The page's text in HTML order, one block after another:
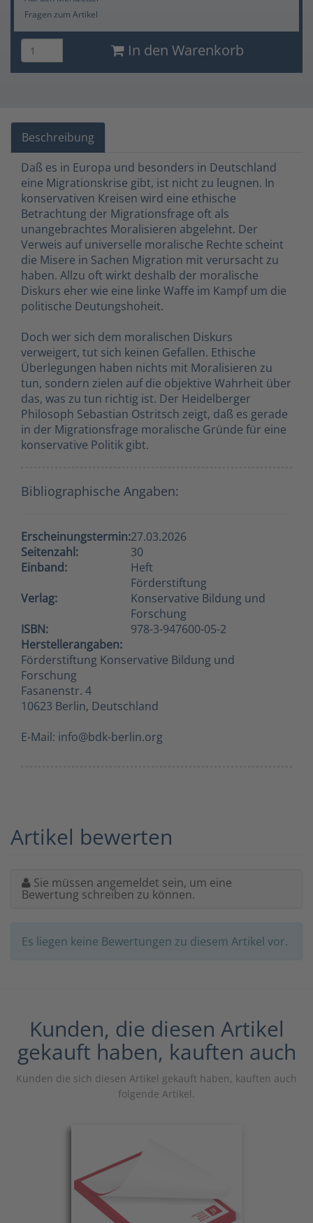
Fragen zum Artikel
In den Warenkorb
Beschreibung
Daß es in Europa und besonders in Deutschland
eine Migrationskrise gibt, ist nicht zu leugnen. In
konservativen Kreisen wird eine ethische
Betrachtung der Migrationsfrage oft als
unangebrachtes Moralisieren abgelehnt. Der
Verweis auf universelle moralische Rechte scheint
die Misere in Sachen Migration mit verursacht zu
haben. Allzu oft wirkt deshalb der moralische
Diskurs eher wie eine linke Waffe im Kampf um die
politische Deutungshoheit.
Doch wer sich dem moralischen Diskurs
verweigert, tut sich keinen Gefallen. Ethische
Überlegungen haben nichts mit Moralisieren zu
tun, sondern zielen auf die objektive Wahrheit über
das, was zu tun richtig ist. Der Heidelberger
Philosoph Sebastian Ostritsch zeigt, daß es gerade
in der Migrationsfrage moralische Gründe für eine
konservative Politik gibt.
Bibliographische Angaben:
Erscheinungstermin:27.03.2026
Seitenzahl:
30
Einband:
Heft
Verlag:
Förderstiftung
Konservative Bildung und
Forschung
ISBN:
978-3-947600-05-2
Herstellerangaben:
Förderstiftung Konservative Bildung und
Forschung
Fasanenstr. 4
10623 Berlin, Deutschland
E-Mail: info@bdk-berlin.org
Artikel bewerten
Sie müssen angemeldet sein, um eine
Bewertung schreiben zu können.
Es liegen keine Bewertungen zu diesem Artikel vor.
Kunden, die diesen Artikel
gekauft haben, kauften auch
Kunden die sich diesen Artikel gekauft haben, kauften auch
folgende Artikel.